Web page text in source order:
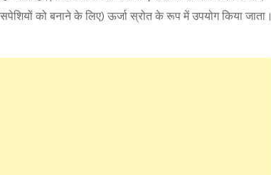
को बनाने के लिए) ऊर्जा स्रोत के रूप में उपयोग किया जाता।